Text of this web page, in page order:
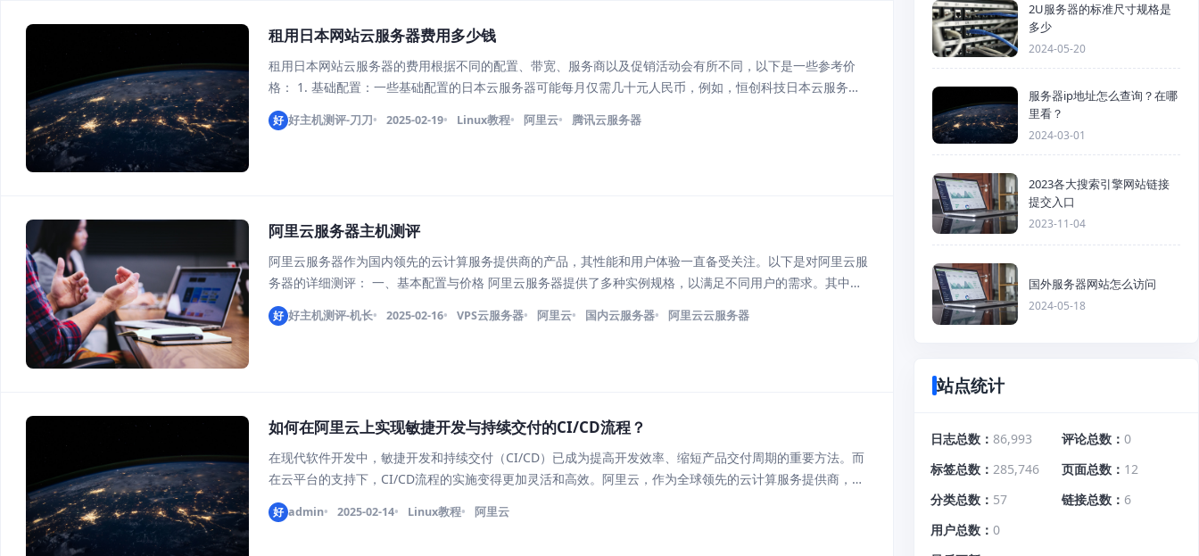
租用日本网站云服务器费用多少钱
租用日本网站云服务器的费用根据不同的配置、带宽、服务商以及促销活动会有所不同，以下是一些参考价
格： 1. 基础配置：一些基础配置的日本云服务器可能每月仅需几十元人民币，例如，恒创科技日本云服务器1
核1G配置，享受买3年送1年的优惠，算下来约为18元每月。 2. 中等配置：2核CPU、4GB内存、50GB存储空
间和5Mb
好 好主机测评-刀刀 2025-02-19 Linux教程 阿里云 腾讯云服务器
阿里云服务器主机测评
阿里云服务器作为国内领先的云计算服务提供商的产品，其性能和用户体验一直备受关注。以下是对阿里云服
务器的详细测评： 一、基本配置与价格 阿里云服务器提供了多种实例规格，以满足不同用户的需求。其中，
经济型e实例是阿里云针对追求性价比的用户量身定制的云服务器产品。以99元一年的云服务器为例，其配置
为2核CPU、2GB内存、3
好 好主机测评-机长 2025-02-16 VPS云服务器 阿里云 国内云服务器 阿里云云服务器
如何在阿里云上实现敏捷开发与持续交付的CI/CD流程？
在现代软件开发中，敏捷开发和持续交付（CI/CD）已成为提高开发效率、缩短产品交付周期的重要方法。而
在云平台的支持下，CI/CD流程的实施变得更加灵活和高效。阿里云，作为全球领先的云计算服务提供商，提
供了一系列强大的工具和服务来帮助开发团队实现敏捷开发与持续交付。 本文将为你详细介绍如何在阿里云
上实现敏捷开发与持续交付
好 admin 2025-02-14 Linux教程 阿里云
2U服务器的标准尺寸规格是
多少
2024-05-20
服务器ip地址怎么查询？在哪
里看？
2024-03-01
2023各大搜索引擎网站链接
提交入口
2023-11-04
国外服务器网站怎么访问
2024-05-18
站点统计
日志总数 86,993 评论总数
0
标签总数
285,746 页面总数
12
分类总数
57 链接总数
6
用户总数
0